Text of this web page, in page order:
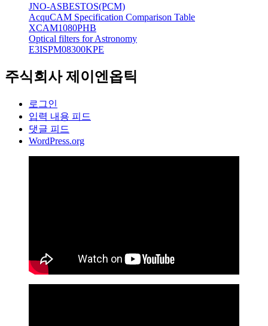
JNO-ASBESTOS(PCM)
AcquCAM Specification Comparison Table
XCAM1080PHB
Optical filters for Astronomy
E3ISPM08300KPE
주식회사 제이엔옵틱
로그인
입력 내용 피드
댓글 피드
WordPress.org